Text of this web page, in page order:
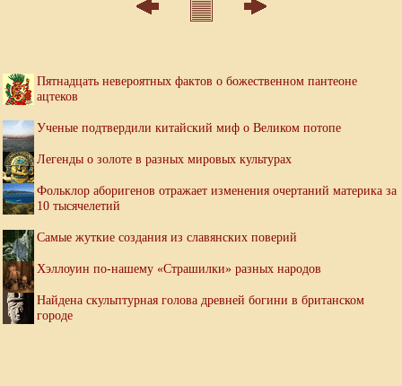
Пятнадцать невероятных фактов о божественном пантеоне
ацтеков
Ученые подтвердили китайский миф о Великом потопе
Легенды о золоте в разных мировых культурах
Фольклор аборигенов отражает изменения очертаний материка за
10 тысячелетий
Самые жуткие создания из славянских поверий
Хэллоуин по-нашему «Страшилки» разных народов
Найдена скульптурная голова древней богини в британском
городе